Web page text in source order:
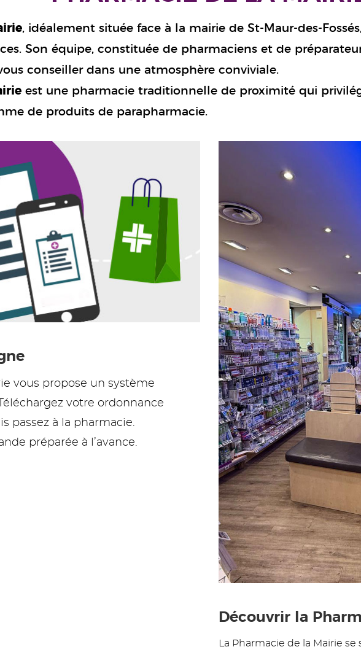
, idéalement située face à la mairie de St-Maur-des-
Son équipe, constituée de pharmaciens et de
conseiller dans une atmosphère conviviale.
est une pharmacie traditionnelle de proximité qui
de produits de parapharmacie.
vous propose un système
votre ordonnance
passez à la pharmacie.
préparée à l’avance.
Découvrir la
La Pharmacie de la Mairie se